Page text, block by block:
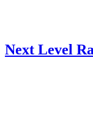
Next Level